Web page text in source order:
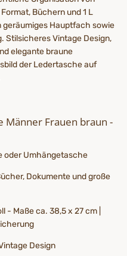
Büchern und 1 L
Hauptfach sowie
Stilsicheres Vintage Design,
elegante braune
der Ledertasche auf
Männer Frauen braun -
oder Umhängetasche
Dokumente und große
- Maße ca. 38,5 x 27 cm |
Design